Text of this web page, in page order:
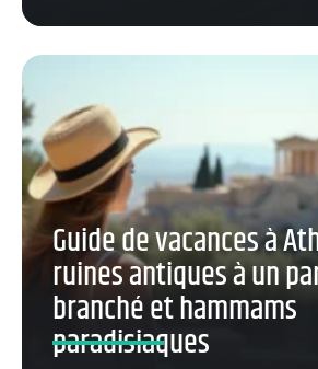
Guide de vacances à
ruines antiques à un
branché et hammams
paradisiaques